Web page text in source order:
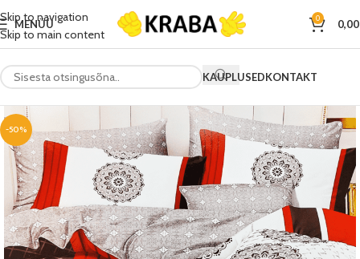
Skip to navigation
Skip to main content
MENÜÜ 0
KAUPLUSEDKONTAKT
-50%